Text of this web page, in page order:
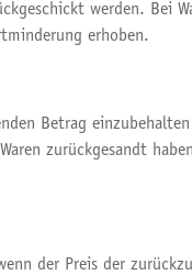
werden. Bei
erhoben.
Betrag
zurückgesandt
der Preis der